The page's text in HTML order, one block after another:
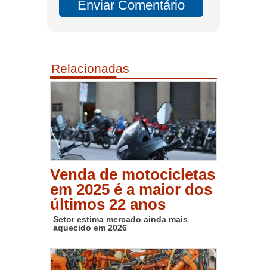
Relacionadas
Venda de motocicletas
em 2025 é a maior dos
últimos 22 anos
Setor estima mercado ainda mais
aquecido em 2026